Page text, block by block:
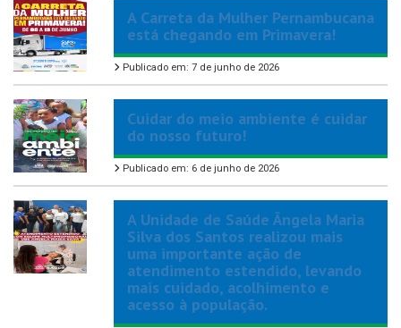
A Carreta da Mulher Pernambucana
está chegando em Primavera!
Publicado em: 7 de junho de 2026
Cuidar do meio ambiente é cuidar
do nosso futuro!
Publicado em: 6 de junho de 2026
A Unidade de Saúde Ângela Maria
Silva dos Santos realizou mais
uma importante ação de
atendimento estendido, levando
mais cuidado, acolhimento e
acesso à população.